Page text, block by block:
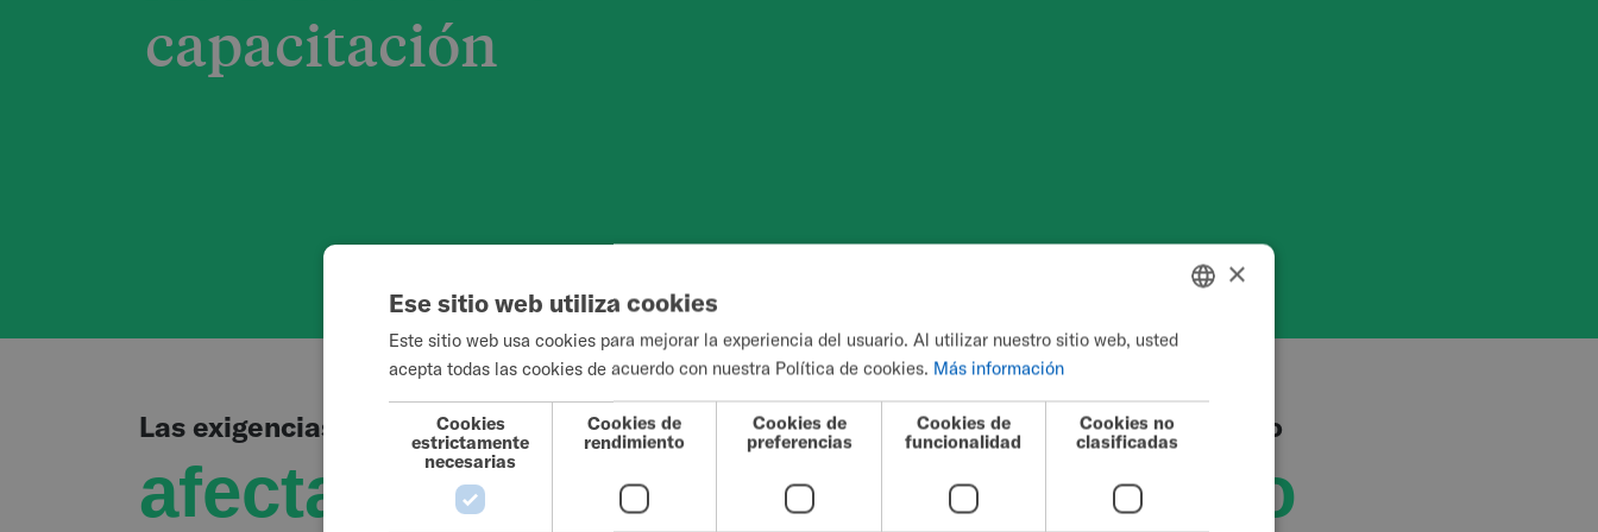
capacitación
Las exigencias físicas de la propulsión de la silla de ruedas y las barreras del entorno
afectan a la capacidad del usuario
ENGLISH
FRENCH
×
Ese sitio web utiliza cookies
Este sitio web usa cookies para mejorar la experiencia del usuario. Al utilizar nuestro sitio web, usted
acepta todas las cookies de acuerdo con nuestra Política de cookies. Más información
Cookies
estrictamente
necesarias
Cookies de
rendimiento
Cookies de
preferencias
Cookies de
funcionalidad
Cookies no
clasificadas